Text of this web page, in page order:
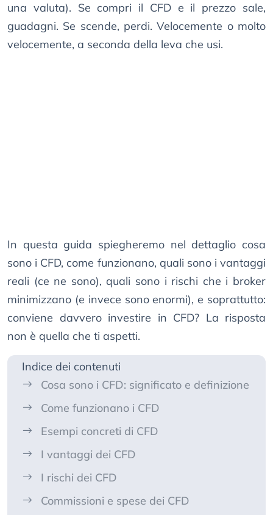
una valuta). Se compri il CFD e il prezzo sale,
guadagni. Se scende, perdi. Velocemente o molto
velocemente, a seconda della leva che usi.
In questa guida spiegheremo nel dettaglio cosa
sono i CFD, come funzionano, quali sono i vantaggi
reali (ce ne sono), quali sono i rischi che i broker
minimizzano (e invece sono enormi), e soprattutto:
conviene davvero investire in CFD? La risposta
non è quella che ti aspetti.
Indice dei contenuti
Cosa sono i CFD: significato e definizione
Come funzionano i CFD
Esempi concreti di CFD
I vantaggi dei CFD
I rischi dei CFD
Commissioni e spese dei CFD